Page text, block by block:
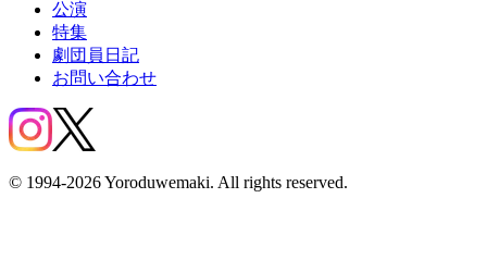
公演
特集
劇団員日記
お問い合わせ
© 1994-2026 Yoroduwemaki. All rights reserved.